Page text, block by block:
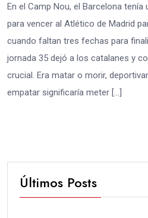
En el Camp Nou, el Barcelona
para vencer al Atlético de Madrid
cuando faltan tres fechas para
jornada 35 dejó a los catalanes y
crucial. Era matar o morir,
empatar significaría meter […]
Últimos Posts